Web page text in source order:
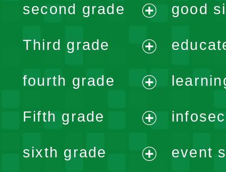
menu
second grade
menu
Third grade
menu
fourth grade
menu
Fifth grade
menu
sixth grade
good
event